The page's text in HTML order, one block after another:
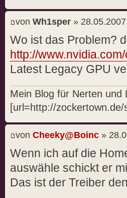
von Wh1sper »
Wo ist das Problem?
http://
Latest Legacy GPU
Mein Blog für Nerten und
[url=http://
von Cheeky@Boinc »
Wenn ich auf die
auswähle schickt er
Das ist der Treiber